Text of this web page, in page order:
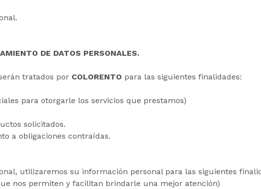
DE DATOS PERSONALES.
tratados por COLORENTO para las siguientes finalidades:
para otorgarle los servicios que prestamos)
solicitados.
a obligaciones contraídas.
utilizaremos su información personal para las siguientes
nos permiten y facilitan brindarle una mejor atención)